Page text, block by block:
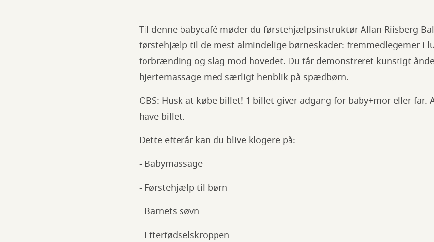
Til denne babycafé møder du førstehjælpsinstruktør Allan Riisberg
førstehjælp til de mest almindelige børneskader: fremmedlegemer i
forbrænding og slag mod hovedet. Du får demonstreret kunstigt
hjertemassage med særligt henblik på spædbørn.
OBS: Husk at købe billet! 1 billet giver adgang for baby+mor eller far.
have billet.
Dette efterår kan du blive klogere på:
- Babymassage
- Førstehjælp til børn
- Barnets søvn
- Efterfødselskroppen